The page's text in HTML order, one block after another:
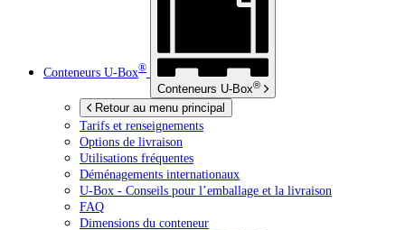
Conteneurs U-Box®
Conteneurs U-Box®
Retour au menu principal
Tarifs et renseignements
Options de livraison
Utilisations fréquentes
Déménagements internationaux
U-Box - Conseils pour l’emballage et la livraison
FAQ
Dimensions du conteneur